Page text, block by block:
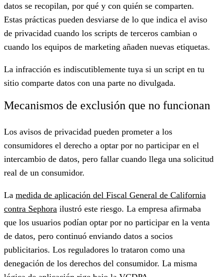
datos se recopilan, por qué y con quién se comparten.
Estas prácticas pueden desviarse de lo que indica el aviso
de privacidad cuando los scripts de terceros cambian o
cuando los equipos de marketing añaden nuevas etiquetas.
La infracción es indiscutiblemente tuya si un script en tu
sitio comparte datos con una parte no divulgada.
Mecanismos de exclusión que no funcionan
Los avisos de privacidad pueden prometer a los
consumidores el derecho a optar por no participar en el
intercambio de datos, pero fallar cuando llega una solicitud
real de un consumidor.
La medida de aplicación del Fiscal General de California
contra Sephora ilustró este riesgo. La empresa afirmaba
que los usuarios podían optar por no participar en la venta
de datos, pero continuó enviando datos a socios
publicitarios. Los reguladores lo trataron como una
denegación de los derechos del consumidor. La misma